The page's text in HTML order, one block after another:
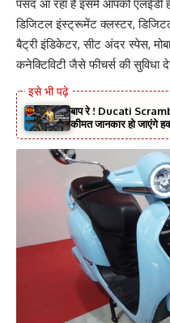
पसंद आ रहा है इसमें आपको एलईडी
डिजिटल इंस्ट्रूमेंट क्लस्टर,
बैट्री इंडिकेटर, सीट अंदर स्पेस,
कनेक्टिविटी जैसे फीचर्स की सुविधा
बाप रे ! Ducati
कीमत जानकार हो जाएंगे